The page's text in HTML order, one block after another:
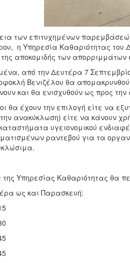
των επιτυχημένων
η Υπηρεσία Καθαριότητας του
της αποκομιδής των
από την Δευτέρα 7
Βενιζέλου θα
και θα ενισχυθούν ως προς
θα έχουν την επιλογή είτε να
ανακύκλωση) είτε να κάνουν
υγειονομικού
ραντεβού για τα
Υπηρεσίας Καθαριότητας θα
ως και Παρασκευή: